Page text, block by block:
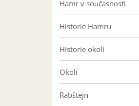
Hamr v současnosti
Historie Hamru
Historie okolí
Okolí
Rabštejn